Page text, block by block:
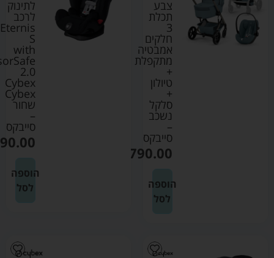
צבע
תכלת
3
חלקים
אמבטיה
מתקפלת
+
טיולון
+
סלקל
נשכב
–
סייבקס
4790.00
הוספה
לסל
לתינוק
לרכב
Eternis
S
with
2.0
Cybex
Cybex
שחור
–
סייבקס
הוספה
לסל